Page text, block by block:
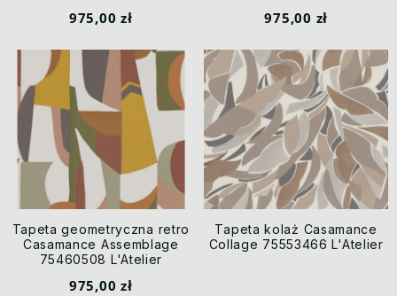
975,00 zł 975,00 zł
Tapeta geometryczna retro
Casamance Assemblage
75460508 L'Atelier
975,00 zł
Tapeta kolaż Casamance
Collage 75553466 L'Atelier